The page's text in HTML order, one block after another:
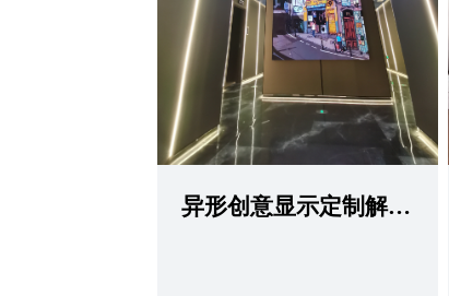
异形创意显示定制解决方案